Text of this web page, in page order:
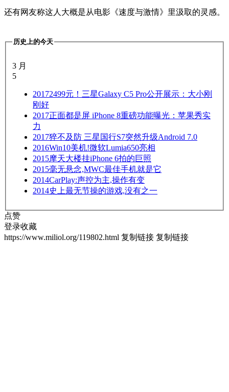
还有网友称这人大概是从电影《速度与激情》里汲取的灵感。
历史上的今天
3 月
5
20172499元！三星Galaxy C5 Pro公开展示：大小刚
刚好
2017正面都是屏 iPhone 8重磅功能曝光：苹果秀实
力
2017猝不及防 三星国行S7突然升级Android 7.0
2016Win10美机!微软Lumia650亮相
2015摩天大楼挂iPhone 6拍的巨照
2015毫无悬念,MWC最佳手机就是它
2014CarPlay:声控为主,操作有变
2014史上最无节操的游戏,没有之一
点赞
登录收藏
https://www.miliol.org/119802.html 复制链接 复制链接